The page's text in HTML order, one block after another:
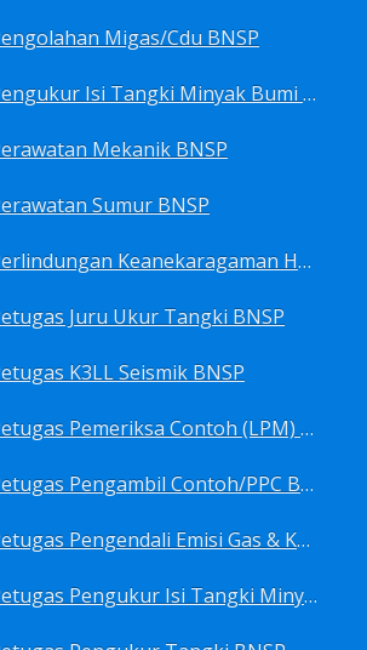
Migas/Cdu BNSP
Sertifikasi Pengukur Isi Tangki Minyak Bumi Dan Hasil Olahan BNSP
Mekanik BNSP
Sumur BNSP
Sertifikasi Perlindungan Keanekaragaman Hayati BNSP
Juru Ukur Tangki BNSP
K3LL Seismik BNSP
Sertifikasi Petugas Pemeriksa Contoh (LPM) Minyak Mentah BNSP
Sertifikasi Petugas Pengambil Contoh/PPC BNSP
Sertifikasi Petugas Pengendali Emisi Gas & Kebisingan Industri Migas BNSP
Sertifikasi Petugas Pengukur Isi Tangki Minyak Bumi dan Hasil Olahan BNSP